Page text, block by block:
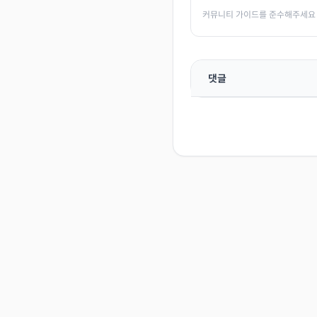
커뮤니티 가이드를 준수해주세요
댓글